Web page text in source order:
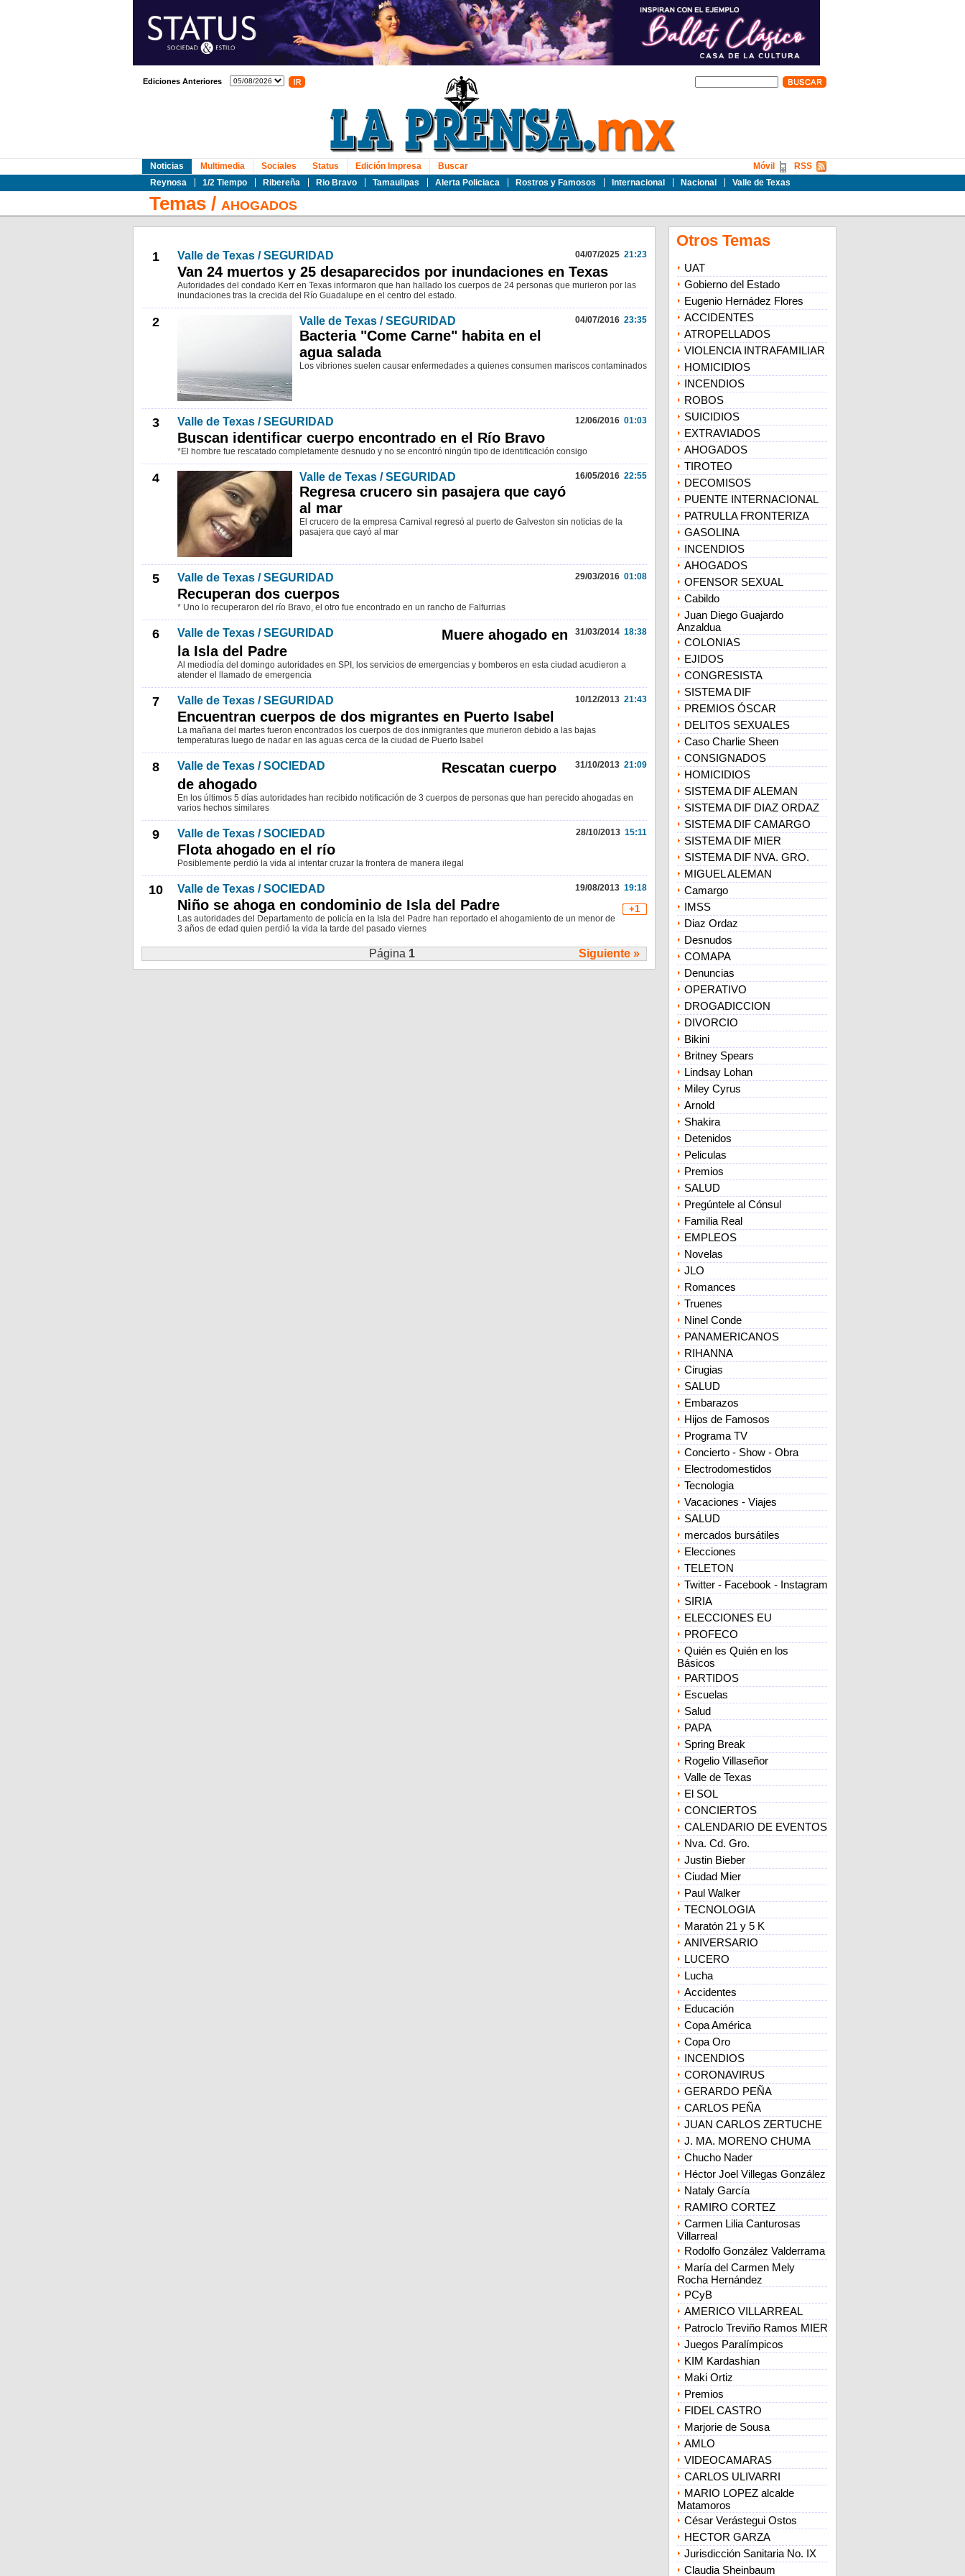
Ediciones Anteriores
Noticias
Reynosa
1/2 Tiempo Ribereña Rio Bravo Tamaulipas Alerta Policiaca Rostros y Famosos Internacional Nacional Valle de Texas
Multimedia Sociales Status Edición Impresa Buscar RSS
Móvil
Temas/ AHOGADOS
1 Valle de Texas / SEGURIDAD 04/07/202521:23
Van 24 muertos y 25 desaparecidos por inundaciones en Texas
Autoridades del condado Kerr en Texas informaron que han hallado los cuerpos de 24 personas que murieron por las
inundaciones tras la crecida del Río Guadalupe en el centro del estado.
2 Valle de Texas / SEGURIDAD 04/07/201623:35
Bacteria "Come Carne" habita en el
agua salada
Los vibriones suelen causar enfermedades a quienes consumen mariscos contaminados
3 Valle de Texas / SEGURIDAD 12/06/201601:03
Buscan identificar cuerpo encontrado en el Río Bravo
*El hombre fue rescatado completamente desnudo y no se encontró ningún tipo de identificación consigo
4 Valle de Texas / SEGURIDAD 16/05/201622:55
Regresa crucero sin pasajera que cayó
al mar
El crucero de la empresa Carnival regresó al puerto de Galveston sin noticias de la
pasajera que cayó al mar
5 Valle de Texas / SEGURIDAD 29/03/201601:08
Recuperan dos cuerpos
* Uno lo recuperaron del río Bravo, el otro fue encontrado en un rancho de Falfurrias
6 Valle de Texas / SEGURIDAD 31/03/201418:38
Muere ahogado en
la Isla del Padre
Al mediodía del domingo autoridades en SPI, los servicios de emergencias y bomberos en esta ciudad acudieron a
atender el llamado de emergencia
7 Valle de Texas / SEGURIDAD 10/12/201321:43
Encuentran cuerpos de dos migrantes en Puerto Isabel
La mañana del martes fueron encontrados los cuerpos de dos inmigrantes que murieron debido a las bajas
temperaturas luego de nadar en las aguas cerca de la ciudad de Puerto Isabel
8 Valle de Texas / SOCIEDAD 31/10/201321:09
Rescatan cuerpo
de ahogado
En los últimos 5 días autoridades han recibido notificación de 3 cuerpos de personas que han perecido ahogadas en
varios hechos similares
9 Valle de Texas / SOCIEDAD 28/10/201315:11
Flota ahogado en el río
Posiblemente perdió la vida al intentar cruzar la frontera de manera ilegal
10 Valle de Texas / SOCIEDAD 19/08/201319:18
+1
Niño se ahoga en condominio de Isla del Padre
Las autoridades del Departamento de policía en la Isla del Padre han reportado el ahogamiento de un menor de
3 años de edad quien perdió la vida la tarde del pasado viernes
Página 1 Siguiente »
Otros Temas
UAT
Gobierno del Estado
Eugenio Hernádez Flores
ACCIDENTES
ATROPELLADOS
VIOLENCIA INTRAFAMILIAR
HOMICIDIOS
INCENDIOS
ROBOS
SUICIDIOS
EXTRAVIADOS
AHOGADOS
TIROTEO
DECOMISOS
PUENTE INTERNACIONAL
PATRULLA FRONTERIZA
GASOLINA
INCENDIOS
AHOGADOS
OFENSOR SEXUAL
Cabildo
Juan Diego Guajardo
Anzaldua
COLONIAS
EJIDOS
CONGRESISTA
SISTEMA DIF
PREMIOS ÓSCAR
DELITOS SEXUALES
Caso Charlie Sheen
CONSIGNADOS
HOMICIDIOS
SISTEMA DIF ALEMAN
SISTEMA DIF DIAZ ORDAZ
SISTEMA DIF CAMARGO
SISTEMA DIF MIER
SISTEMA DIF NVA. GRO.
MIGUEL ALEMAN
Camargo
IMSS
Diaz Ordaz
Desnudos
COMAPA
Denuncias
OPERATIVO
DROGADICCION
DIVORCIO
Bikini
Britney Spears
Lindsay Lohan
Miley Cyrus
Arnold
Shakira
Detenidos
Peliculas
Premios
SALUD
Pregúntele al Cónsul
Familia Real
EMPLEOS
Novelas
JLO
Romances
Truenes
Ninel Conde
PANAMERICANOS
RIHANNA
Cirugias
SALUD
Embarazos
Hijos de Famosos
Programa TV
Concierto - Show - Obra
Electrodomestidos
Tecnologia
Vacaciones - Viajes
SALUD
mercados bursátiles
Elecciones
TELETON
Twitter - Facebook - Instagram
SIRIA
ELECCIONES EU
PROFECO
Quién es Quién en los
Básicos
PARTIDOS
Escuelas
Salud
PAPA
Spring Break
Rogelio Villaseñor
Valle de Texas
El SOL
CONCIERTOS
CALENDARIO DE EVENTOS
Nva. Cd. Gro.
Justin Bieber
Ciudad Mier
Paul Walker
TECNOLOGIA
Maratón 21 y 5 K
ANIVERSARIO
LUCERO
Lucha
Accidentes
Educación
Copa América
Copa Oro
INCENDIOS
CORONAVIRUS
GERARDO PEÑA
CARLOS PEÑA
JUAN CARLOS ZERTUCHE
J. MA. MORENO CHUMA
Chucho Nader
Héctor Joel Villegas González
Nataly García
RAMIRO CORTEZ
Carmen Lilia Canturosas
Villarreal
Rodolfo González Valderrama
María del Carmen Mely
Rocha Hernández
PCyB
AMERICO VILLARREAL
Patroclo Treviño Ramos MIER
Juegos Paralímpicos
KIM Kardashian
Maki Ortiz
Premios
FIDEL CASTRO
Marjorie de Sousa
AMLO
VIDEOCAMARAS
CARLOS ULIVARRI
MARIO LOPEZ alcalde
Matamoros
César Verástegui Ostos
HECTOR GARZA
Jurisdicción Sanitaria No. IX
Claudia Sheinbaum